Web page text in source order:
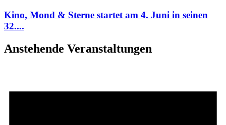
Kino, Mond & Sterne startet am 4. Juni in seinen
32....
Anstehende Veranstaltungen